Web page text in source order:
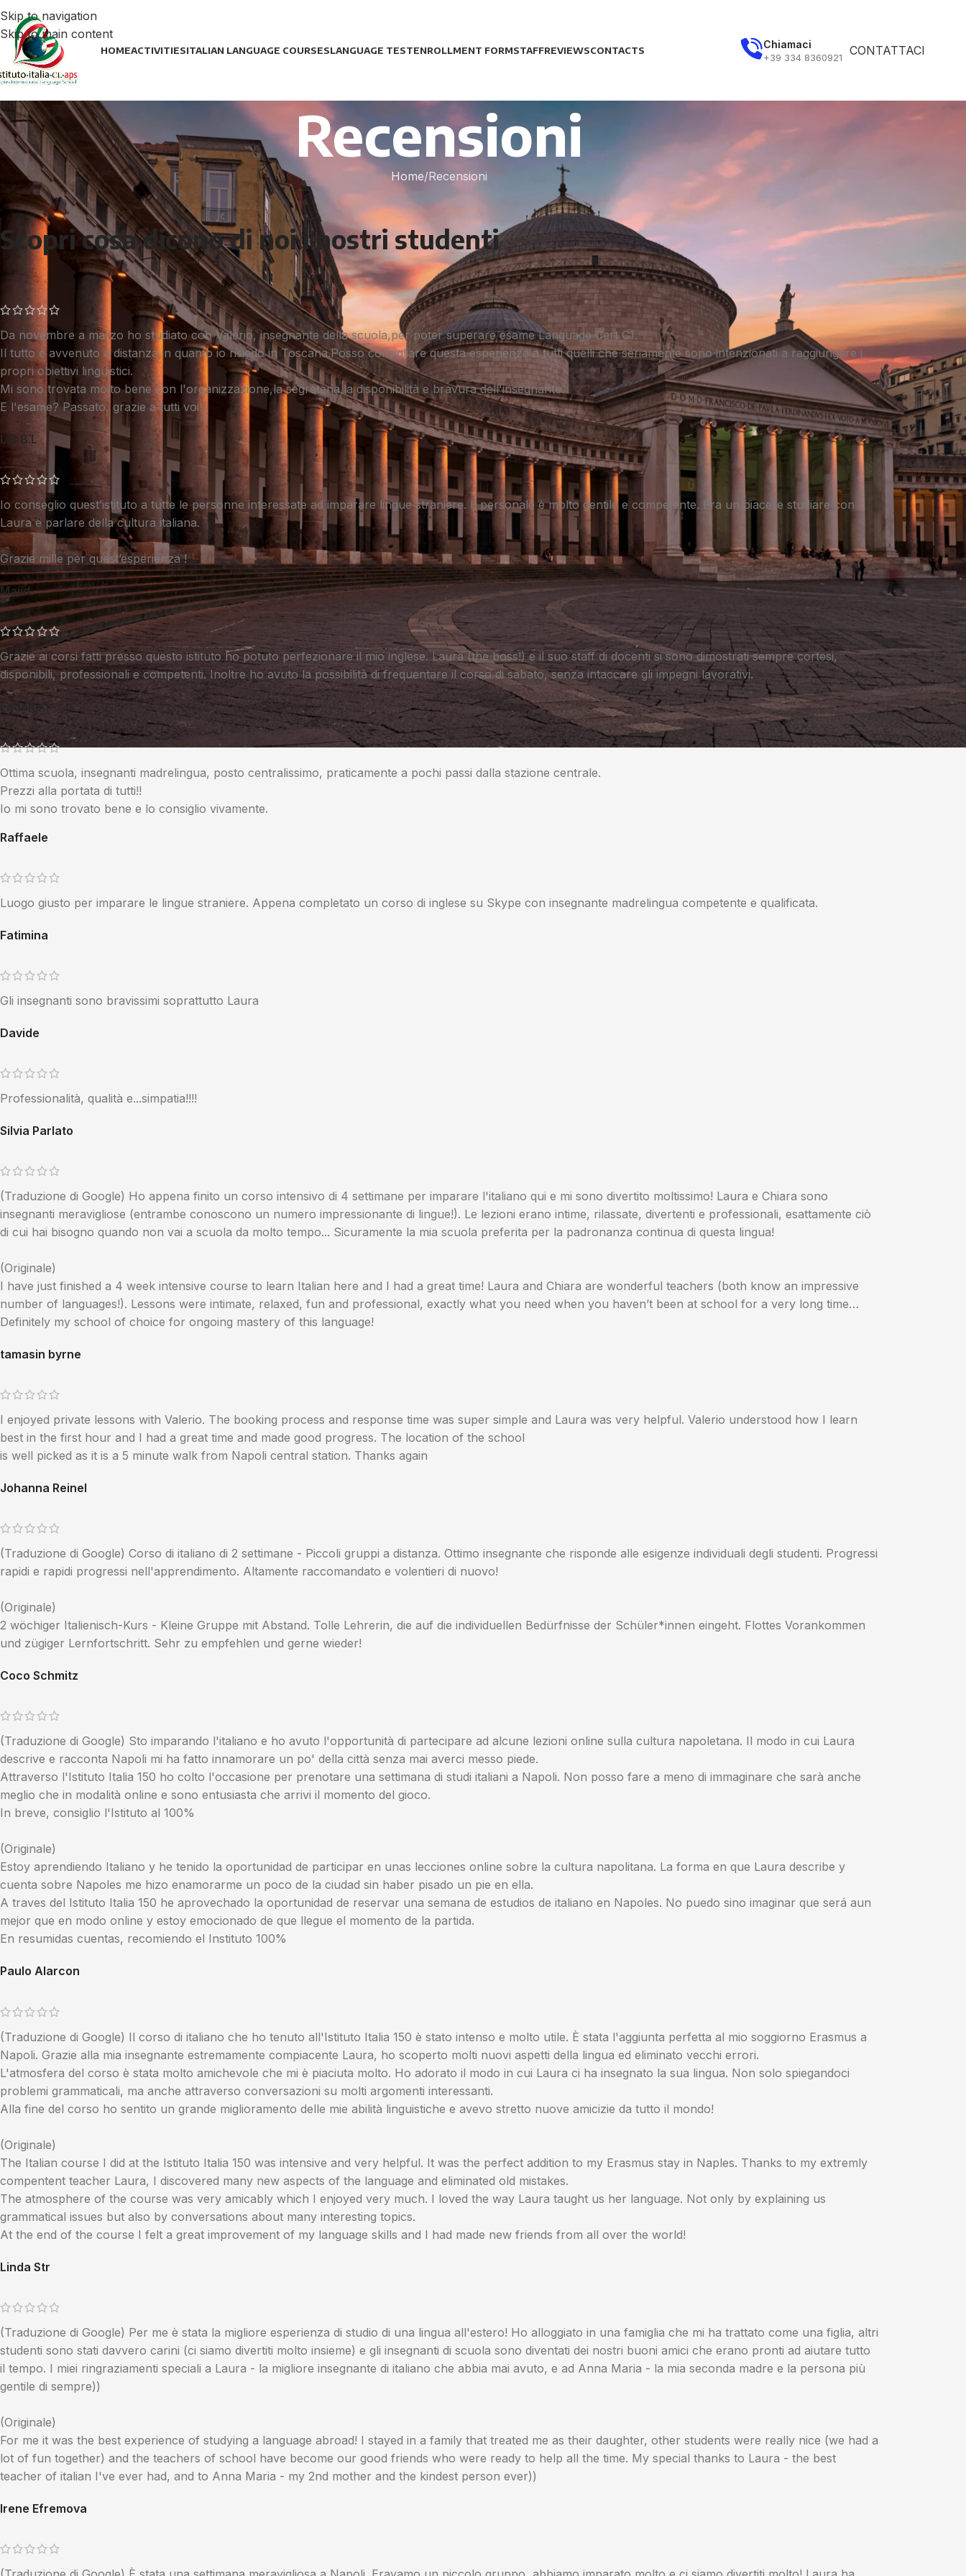
Skip to navigation
Skip to main content
HOMEACTIVITIESITALIAN LANGUAGE COURSESLANGUAGE TESTENROLLMENT FORMSTAFFREVIEWSCONTACTS
Chiamaci
+39 334 8360921 CONTATTACI
Recensioni
Home Recensioni
Scopri cosa dicono di noi i nostri studenti
Da novembre a marzo ho studiato con Valerio, insegnante della scuola,per poter superare esame Language Cert C1.
Il tutto è avvenuto a distanza,in quanto io risiedo in Toscana.Posso consigliare questa esperienza a tutti quelli che seriamente sono intenzionati a raggiungere i
propri obiettivi linguistici.
Mi sono trovata molto bene con l'organizzazione,la segreteria,la disponibilità e bravura dell'insegnante.
E l'esame? Passato, grazie a tutti voi!
L.B B.L
Io conseglio quest’istituto a tutte le personne interessate ad imparare lingue straniere. Il personale è molto gentile e competente. Era un piacere studiare con
Laura e parlare della cultura italiana.
Grazie mille per quest’esperienza !
Majid
Grazie ai corsi fatti presso questo istituto ho potuto perfezionare il mio inglese. Laura (the boss!) e il suo staff di docenti si sono dimostrati sempre cortesi,
disponibili, professionali e competenti. Inoltre ho avuto la possibilità di frequentare il corso di sabato, senza intaccare gli impegni lavorativi.
Fadalte
Ottima scuola, insegnanti madrelingua, posto centralissimo, praticamente a pochi passi dalla stazione centrale.
Prezzi alla portata di tutti!!
Io mi sono trovato bene e lo consiglio vivamente.
Raffaele
Luogo giusto per imparare le lingue straniere. Appena completato un corso di inglese su Skype con insegnante madrelingua competente e qualificata.
Fatimina
Gli insegnanti sono bravissimi soprattutto Laura
Davide
Professionalità, qualità e...simpatia!!!!
Silvia Parlato
(Traduzione di Google) Ho appena finito un corso intensivo di 4 settimane per imparare l'italiano qui e mi sono divertito moltissimo! Laura e Chiara sono
insegnanti meravigliose (entrambe conoscono un numero impressionante di lingue!). Le lezioni erano intime, rilassate, divertenti e professionali, esattamente ciò
di cui hai bisogno quando non vai a scuola da molto tempo... Sicuramente la mia scuola preferita per la padronanza continua di questa lingua!
(Originale)
I have just finished a 4 week intensive course to learn Italian here and I had a great time! Laura and Chiara are wonderful teachers (both know an impressive
number of languages!). Lessons were intimate, relaxed, fun and professional, exactly what you need when you haven’t been at school for a very long time…
Definitely my school of choice for ongoing mastery of this language!
tamasin byrne
I enjoyed private lessons with Valerio. The booking process and response time was super simple and Laura was very helpful. Valerio understood how I learn
best in the first hour and I had a great time and made good progress. The location of the school
is well picked as it is a 5 minute walk from Napoli central station. Thanks again
Johanna Reinel
(Traduzione di Google) Corso di italiano di 2 settimane - Piccoli gruppi a distanza. Ottimo insegnante che risponde alle esigenze individuali degli studenti. Progressi
rapidi e rapidi progressi nell'apprendimento. Altamente raccomandato e volentieri di nuovo!
(Originale)
2 wöchiger Italienisch-Kurs - Kleine Gruppe mit Abstand. Tolle Lehrerin, die auf die individuellen Bedürfnisse der Schüler*innen eingeht. Flottes Vorankommen
und zügiger Lernfortschritt. Sehr zu empfehlen und gerne wieder!
Coco Schmitz
(Traduzione di Google) Sto imparando l'italiano e ho avuto l'opportunità di partecipare ad alcune lezioni online sulla cultura napoletana. Il modo in cui Laura
descrive e racconta Napoli mi ha fatto innamorare un po' della città senza mai averci messo piede.
Attraverso l'Istituto Italia 150 ho colto l'occasione per prenotare una settimana di studi italiani a Napoli. Non posso fare a meno di immaginare che sarà anche
meglio che in modalità online e sono entusiasta che arrivi il momento del gioco.
In breve, consiglio l'Istituto al 100%
(Originale)
Estoy aprendiendo Italiano y he tenido la oportunidad de participar en unas lecciones online sobre la cultura napolitana. La forma en que Laura describe y
cuenta sobre Napoles me hizo enamorarme un poco de la ciudad sin haber pisado un pie en ella.
A traves del Istituto Italia 150 he aprovechado la oportunidad de reservar una semana de estudios de italiano en Napoles. No puedo sino imaginar que será aun
mejor que en modo online y estoy emocionado de que llegue el momento de la partida.
En resumidas cuentas, recomiendo el Instituto 100%
Paulo Alarcon
(Traduzione di Google) Il corso di italiano che ho tenuto all'Istituto Italia 150 è stato intenso e molto utile. È stata l'aggiunta perfetta al mio soggiorno Erasmus a
Napoli. Grazie alla mia insegnante estremamente compiacente Laura, ho scoperto molti nuovi aspetti della lingua ed eliminato vecchi errori.
L'atmosfera del corso è stata molto amichevole che mi è piaciuta molto. Ho adorato il modo in cui Laura ci ha insegnato la sua lingua. Non solo spiegandoci
problemi grammaticali, ma anche attraverso conversazioni su molti argomenti interessanti.
Alla fine del corso ho sentito un grande miglioramento delle mie abilità linguistiche e avevo stretto nuove amicizie da tutto il mondo!
(Originale)
The Italian course I did at the Istituto Italia 150 was intensive and very helpful. It was the perfect addition to my Erasmus stay in Naples. Thanks to my extremly
compentent teacher Laura, I discovered many new aspects of the language and eliminated old mistakes.
The atmosphere of the course was very amicably which I enjoyed very much. I loved the way Laura taught us her language. Not only by explaining us
grammatical issues but also by conversations about many interesting topics.
At the end of the course I felt a great improvement of my language skills and I had made new friends from all over the world!
Linda Str
(Traduzione di Google) Per me è stata la migliore esperienza di studio di una lingua all'estero! Ho alloggiato in una famiglia che mi ha trattato come una figlia, altri
studenti sono stati davvero carini (ci siamo divertiti molto insieme) e gli insegnanti di scuola sono diventati dei nostri buoni amici che erano pronti ad aiutare tutto
il tempo. I miei ringraziamenti speciali a Laura - la migliore insegnante di italiano che abbia mai avuto, e ad Anna Maria - la mia seconda madre e la persona più
gentile di sempre))
(Originale)
For me it was the best experience of studying a language abroad! I stayed in a family that treated me as their daughter, other students were really nice (we had a
lot of fun together) and the teachers of school have become our good friends who were ready to help all the time. My special thanks to Laura - the best
teacher of italian I've ever had, and to Anna Maria - my 2nd mother and the kindest person ever))
Irene Efremova